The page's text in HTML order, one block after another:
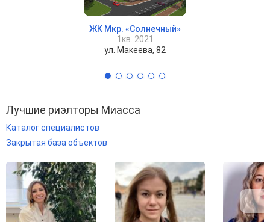
ЖК Мкр. «Солнечный»
1кв. 2021
ул. Макеева, 82
Лучшие риэлторы Миасса
Каталог специалистов
Закрытая база объектов